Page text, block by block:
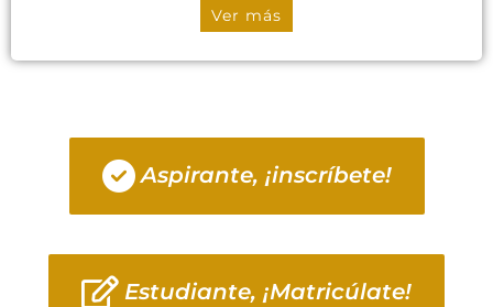
Ver más
Aspirante, ¡inscríbete!
Estudiante, ¡Matricúlate!